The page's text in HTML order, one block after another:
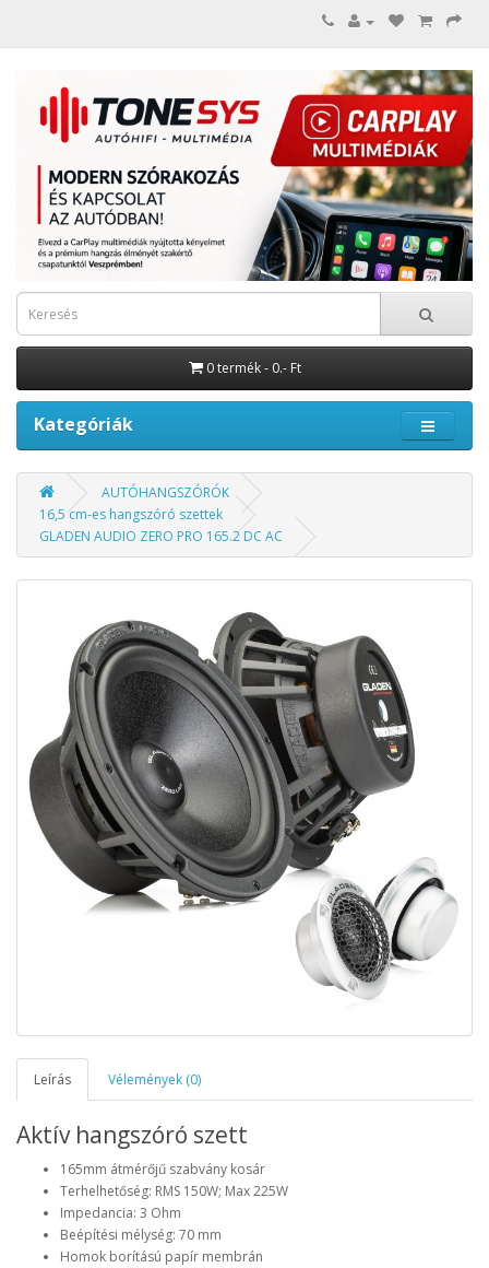
0 termék - 0.- Ft
Kategóriák
AUTÓHANGSZÓRÓK
16,5 cm-es hangszóró szettek
GLADEN AUDIO ZERO PRO 165.2 DC AC
Leírás Vélemények (0)
Aktív hangszóró szett
165mm átmérőjű szabvány kosár
Terhelhetőség: RMS 150W; Max 225W
Impedancia: 3 Ohm
Beépítési mélység: 70 mm
Homok borítású papír membrán